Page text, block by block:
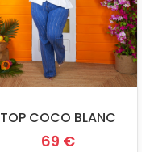
TOP COCO BLANC
69 €